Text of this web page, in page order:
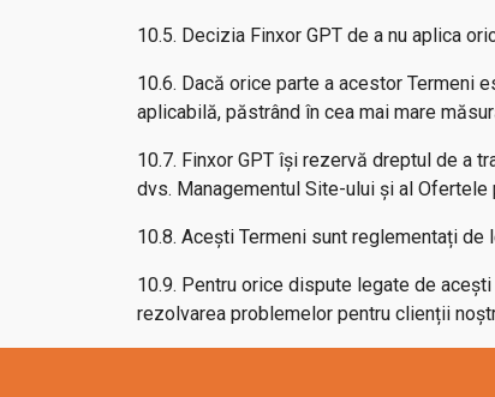
10.5. Decizia Finxor GPT de a nu aplica
10.6. Dacă orice parte a acestor Termeni
aplicabilă, păstrând în cea mai mare
10.7. Finxor GPT își rezervă dreptul de a
dvs. Managementul Site-ului și al
10.8. Acești Termeni sunt reglementați
10.9. Pentru orice dispute legate de
rezolvarea problemelor pentru clienții